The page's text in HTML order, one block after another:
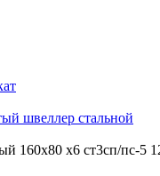
швеллер стальной
160х80 х6 ст3сп/пс-5